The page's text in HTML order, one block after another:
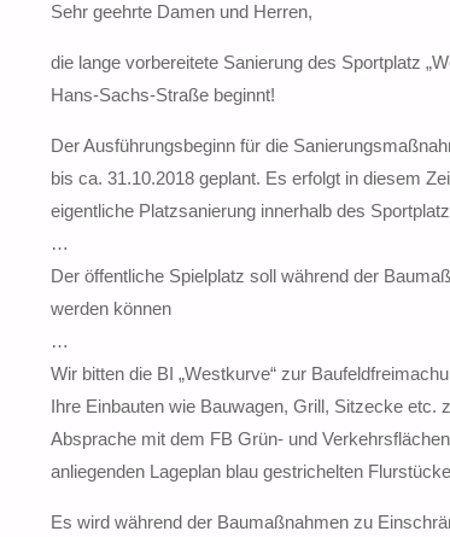
Sehr geehrte Damen und Herren,
die lange vorbereitete Sanierung des Sportplatz
Hans-Sachs-Straße beginnt!
Der Ausführungsbeginn für die
bis ca. 31.10.2018 geplant. Es erfolgt in diesem
eigentliche Platzsanierung innerhalb des
…
Der öffentliche Spielplatz soll während der
werden können
…
Wir bitten die BI „Westkurve“ zur
Ihre Einbauten wie Bauwagen, Grill, Sitzecke etc.
Absprache mit dem FB Grün- und
anliegenden Lageplan blau gestrichelten
Es wird während der Baumaßnahmen zu